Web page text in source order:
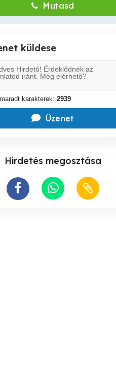
Mutasd
küldese
karakterek: 2939
Üzenet
Hirdetés megosztása